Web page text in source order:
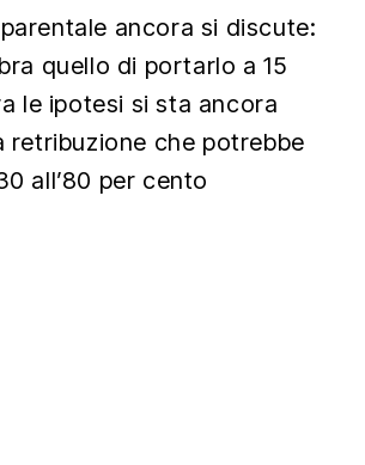
ancora si discute:
quello di portarlo a 15
le ipotesi si sta ancora
retribuzione che potrebbe
all’80 per cento